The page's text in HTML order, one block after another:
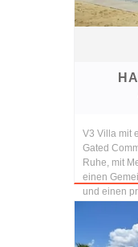
V3 Villa mit
Gated
Ruhe, mit
einen
und einen